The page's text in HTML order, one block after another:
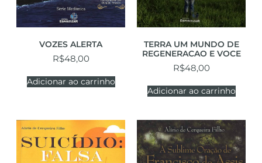
VOZES ALERTA
R$48,00
Adicionar ao carrinho
TERRA UM MUNDO DE
REGENERACAO E VOCE
R$48,00
Adicionar ao carrinho